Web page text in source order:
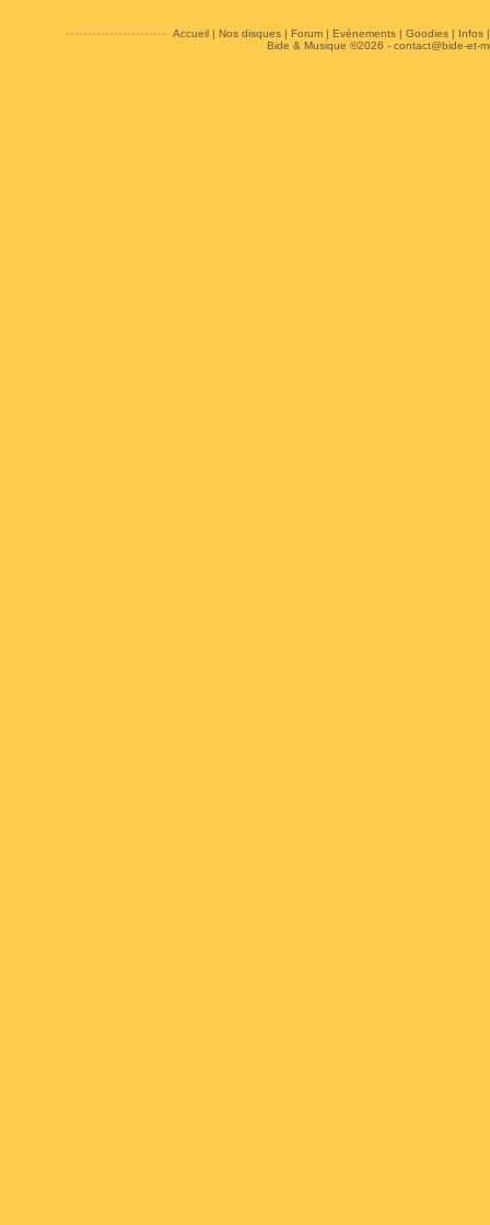
Accueil| Nos disques| Forum| Evénements| Goodies| Infos
Bide & Musique ©2026 - contact@bide-et-